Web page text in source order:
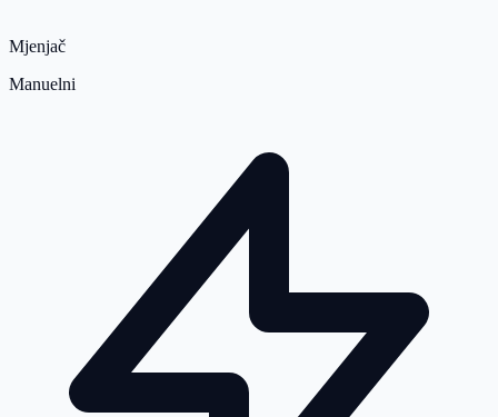
Mjenjač
Manuelni